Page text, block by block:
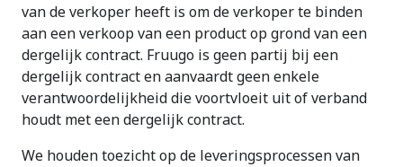
van de verkoper heeft is om de verkoper te binden
aan een verkoop van een product op grond van een
dergelijk contract. Fruugo is geen partij bij een
dergelijk contract en aanvaardt geen enkele
verantwoordelijkheid die voortvloeit uit of verband
houdt met een dergelijk contract.
We houden toezicht op de leveringsprocessen van